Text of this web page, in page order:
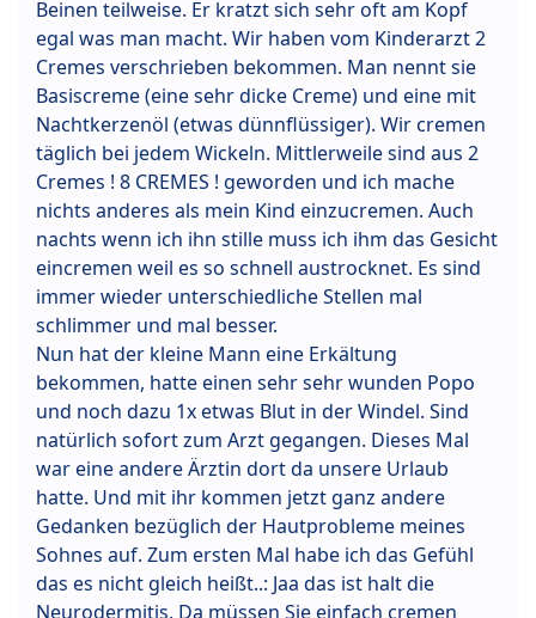
Beinen teilweise. Er kratzt sich sehr oft am Kopf
egal was man macht. Wir haben vom Kinderarzt 2
Cremes verschrieben bekommen. Man nennt sie
Basiscreme (eine sehr dicke Creme) und eine mit
Nachtkerzenöl (etwas dünnflüssiger). Wir cremen
täglich bei jedem Wickeln. Mittlerweile sind aus 2
Cremes ! 8 CREMES ! geworden und ich mache
nichts anderes als mein Kind einzucremen. Auch
nachts wenn ich ihn stille muss ich ihm das Gesicht
eincremen weil es so schnell austrocknet. Es sind
immer wieder unterschiedliche Stellen mal
schlimmer und mal besser.
Nun hat der kleine Mann eine Erkältung
bekommen, hatte einen sehr sehr wunden Popo
und noch dazu 1x etwas Blut in der Windel. Sind
natürlich sofort zum Arzt gegangen. Dieses Mal
war eine andere Ärztin dort da unsere Urlaub
hatte. Und mit ihr kommen jetzt ganz andere
Gedanken bezüglich der Hautprobleme meines
Sohnes auf. Zum ersten Mal habe ich das Gefühl
das es nicht gleich heißt..: Jaa das ist halt die
Neurodermitis. Da müssen Sie einfach cremen